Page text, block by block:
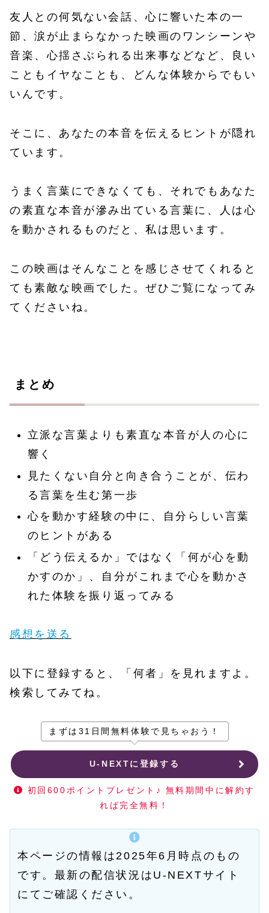
友人との何気ない会話、心に響いた本の一
節、涙が止まらなかった映画のワンシーンや
音楽、心揺さぶられる出来事などなど、良い
こともイヤなことも、どんな体験からでもい
いんです。
そこに、あなたの本音を伝えるヒントが隠れ
ています。
うまく言葉にできなくても、それでもあなた
の素直な本音が滲み出ている言葉に、人は心
を動かされるものだと、私は思います。
この映画はそんなことを感じさせてくれると
ても素敵な映画でした。ぜひご覧になってみ
てくださいね。
まとめ
立派な言葉よりも素直な本音が人の心に
響く
見たくない自分と向き合うことが、伝わ
る言葉を生む第一歩
心を動かす経験の中に、自分らしい言葉
のヒントがある
「どう伝えるか」ではなく「何が心を動
かすのか」、自分がこれまで心を動かさ
れた体験を振り返ってみる
感想を送る
以下に登録すると、「何者」を見れますよ。
検索してみてね。
まずは31日間無料体験で見ちゃおう！
U-NEXTに登録する
初回600ポイントプレゼント♪ 無料期間中に解約す
れば完全無料！
本ページの情報は2025年6月時点のもの
です。最新の配信状況はU-NEXTサイト
にてご確認ください。